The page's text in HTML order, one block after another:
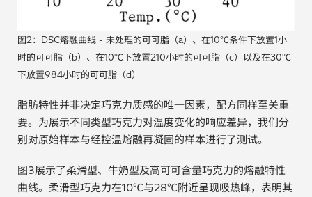
图2：DSC熔融曲线 - 未处理的可可脂（a）、在10℃条件下放置1小
时的可可脂（b）、在10℃下放置210小时的可可脂（c）以及在30℃
下放置984小时的可可脂（d）
脂肪特性并非决定巧克力质感的唯一因素，配方同样至关重
要。为展示不同类型巧克力对温度变化的响应差异，我们分
别对原始样本与经控温熔融再凝固的样本进行了测试。
图3展示了柔滑型、牛奶型及高可可含量巧克力的熔融特性
曲线。柔滑型巧克力在10℃与28℃附近呈现吸热峰，表明其